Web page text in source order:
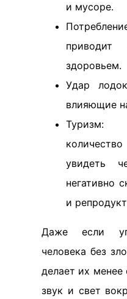
и мусоре.
здоровьем.
Удар
влияющие
Туризм:
увидеть
негативно
и
Даже если
человека без
делает их
звук и свет